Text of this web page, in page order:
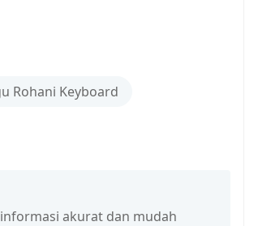
Rohani Keyboard
akurat dan mudah